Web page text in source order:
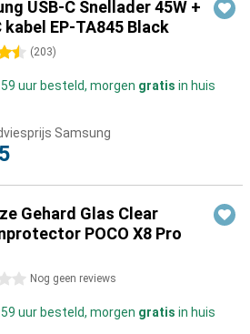
USB-C Snellader 45W +
kabel EP-TA845 Black
(203)
uur besteld, morgen gratis in huis
Samsung
Gehard Glas Clear
POCO X8 Pro
Nog geen reviews
uur besteld, morgen gratis in huis